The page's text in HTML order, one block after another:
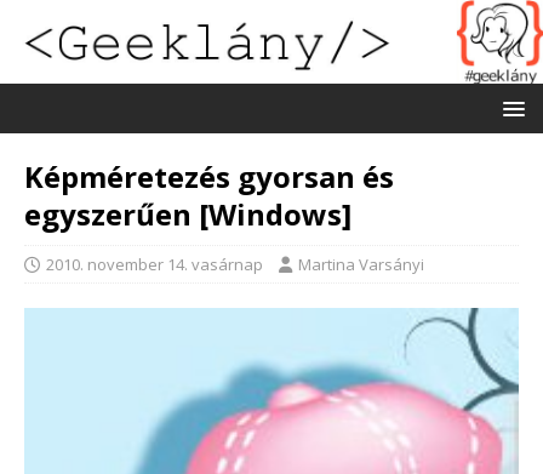
Képméretezés gyorsan és
egyszerűen [Windows]
2010. november 14. vasárnap Martina Varsányi